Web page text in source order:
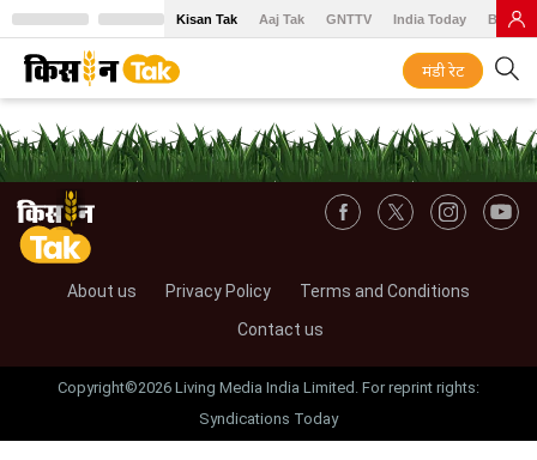
Kisan Tak Aaj Tak GNTTV India Today BT
मंडी रेट
About us Privacy Policy
Terms and Conditions
Contact us
Copyright©2026 Living Media India Limited. For reprint rights:
Syndications Today